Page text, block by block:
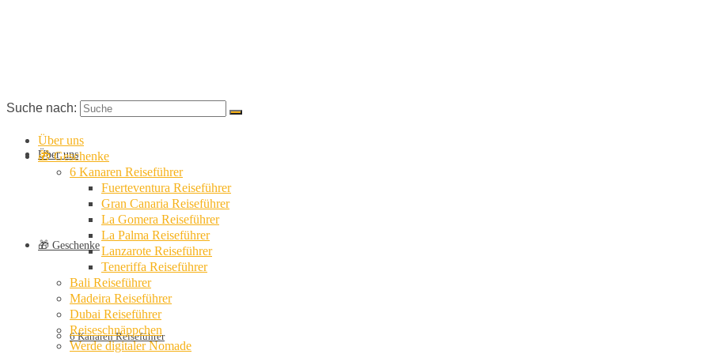
Über uns
🎁 Geschenke
6 Kanaren Reiseführer
Suche nach:
Über uns
🎁 Geschenke
6 Kanaren Reiseführer
Fuerteventura Reiseführer
Gran Canaria Reiseführer
La Gomera Reiseführer
La Palma Reiseführer
Lanzarote Reiseführer
Teneriffa Reiseführer
Bali Reiseführer
Madeira Reiseführer
Dubai Reiseführer
Reiseschnäppchen
Werde digitaler Nomade